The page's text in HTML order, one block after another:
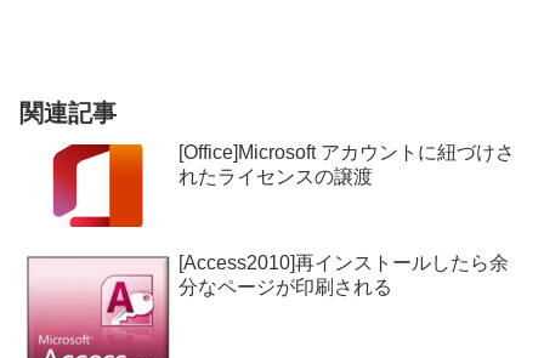
関連記事
[Office]Microsoft アカウントに紐づけさ
れたライセンスの譲渡
[Access2010]再インストールしたら余
分なページが印刷される